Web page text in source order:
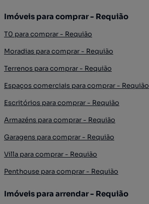
Imóveis para comprar - Requião
T0 para comprar - Requião
Moradias para comprar - Requião
Terrenos para comprar - Requião
Espaços comerciais para comprar - Requião
Escritórios para comprar - Requião
Armazéns para comprar - Requião
Garagens para comprar - Requião
Villa para comprar - Requião
Penthouse para comprar - Requião
Imóveis para arrendar - Requião